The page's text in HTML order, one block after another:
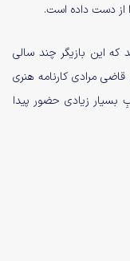
از دست داده است.
که این بازیگر چند سالی
مرادی کارنامه هنری
بسیار زیادی حضور پیدا